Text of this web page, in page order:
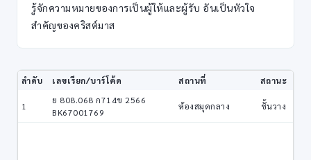
รู้จักความหมายของการเป็นผู้ให้และผู้รับ อันเป็นหัวใจ
สำคัญของคริสต์มาส
ลำดับ เลขเรียก/บาร์โค้ด สถานที่ สถานะ
1
ย 808.068 ก714ข 2566
BK67001769
ห้องสมุดกลาง ชั้นวาง